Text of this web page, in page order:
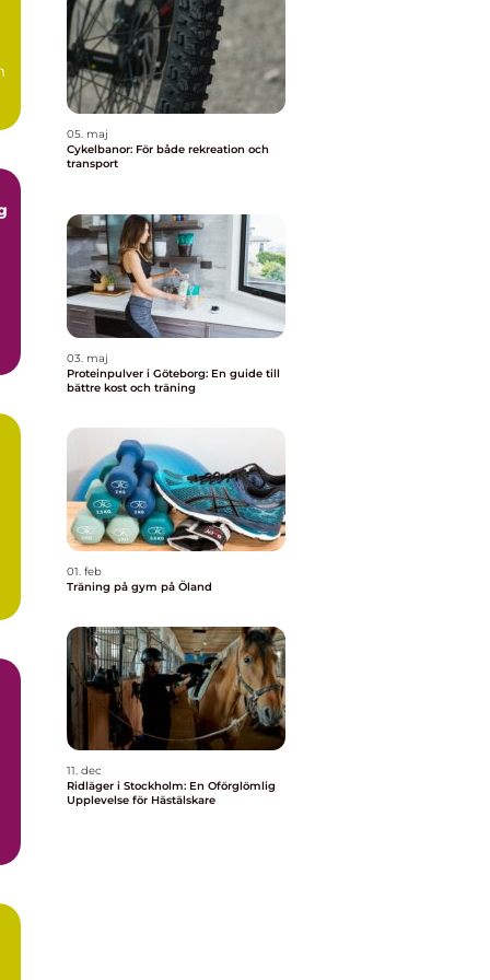
05. maj
Cykelbanor: För både rekreation och
transport
03. maj
Proteinpulver i Göteborg: En guide till
bättre kost och träning
01. feb
Träning på gym på Öland
11. dec
Ridläger i Stockholm: En Oförglömlig
Upplevelse för Hästälskare